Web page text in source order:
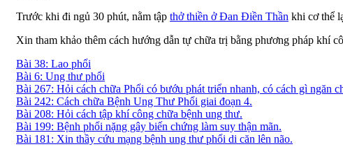
Trước khi đi ngủ 30 phút, nằm tập thở thiền ở Đan Điền Thần khi cơ thể
Xin tham khảo thêm cách hướng dẫn tự chữa trị bằng phương pháp khí
Bài 38: Lao phổi
Bài 6: Ung thư phổi
Bài 267: Hỏi cách chữa Phổi có bướu phát triển nhanh, có cách gì ngăn
Bài 242: Cách chữa Bệnh Ung Thư Phổi giai đoạn 4.
Bài 208: Hỏi cách tập khí công chữa bệnh ung thư.
Bài 199: Bệnh phổi nặng gây biến chứng làm suy thận mãn.
Bài 181: Xin thầy cứu mạng bệnh ung thư phổi di căn lên não.